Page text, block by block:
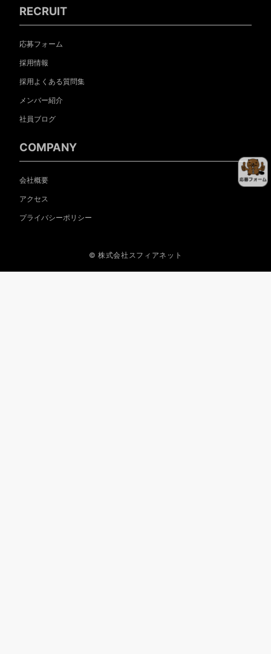
RECRUIT
応募フォーム
採用情報
採用よくある質問集
メンバー紹介
社員ブログ
COMPANY
会社概要
アクセス
プライバシーポリシー
© 株式会社スフィアネット